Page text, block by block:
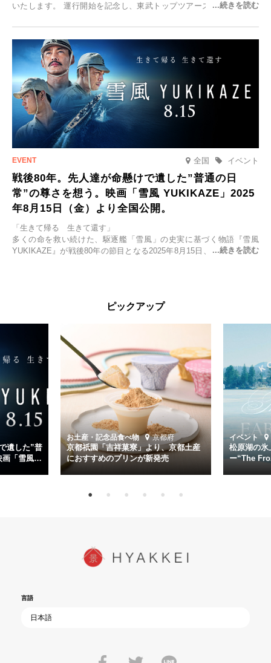
いたします。 運行開始を記念し、東武トップツアーズ株式会社では
2025年9月12日(金)より発売いたします。
全国 イベント
戦後80年。先人達が命懸けで遺した”普通の日
常”の尊さを想う。映画「雪風 YUKIKAZE」2025
年8月15日（金）より全国公開。
「生きて帰る 生きて還す」
多くの命を救い続けた、駆逐艦「雪風」の史実に基づく物語『雪風
YUKIKAZE』が戦後80年の節目となる2025年8月15日、全国公開され
くの仲間の命を救い帰還させ、戦後まで生き抜き「幸運艦」と呼ばれ
主演は「雪風」の艦長・寺澤一利を演じる竹野内豊。先任伍長・早瀬
幸平を玉木宏が演じるほか、奥平大兼、田中麗奈、石丸幹二、益岡徹
など実力派俳優が共演。そして戦艦大和と運命を共にした帝国海軍・
第二艦隊司令長官、伊藤整一を中井貴一が圧倒的な存在感で演じ切
る。
時代が再び、分断と暴力に揺れる現代。本作は「同じ過ちを繰り返す
道を歩んではいないか」と、彼らが命をかけて守りたいと願っ
た”今”を生きる私達に問いかける。戦後80年、戦争の記憶が薄れゆく
今だからこそ、尊い平和の価値を未来に繋ぐ作品『雪風 YUKIKAZE』
を多くの方にご覧いただきたい。
ピックアップ
遺した”普
画「雪風
お土産・記念品食べ物 京都府
京都祇園「吉祥菓寮」より、京都土産
におすすめのプリンが新発売
イベント
松原湖の氷
ー“The
言語